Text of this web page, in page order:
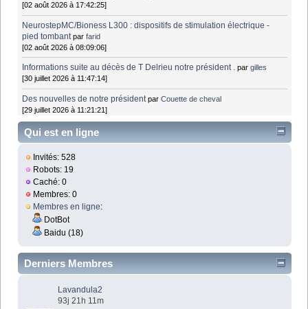
[02 août 2026 à 17:42:25]
NeurostepMC/Bioness L300 : dispositifs de stimulation électrique -
pied tombant parfarid
[02 août 2026 à 08:09:06]
Informations suite au décès de T Delrieu notre président . pargilles
[30 juillet 2026 à 11:47:14]
Des nouvelles de notre président parCouette de cheval
[29 juillet 2026 à 11:21:21]
Qui est en ligne
Invités: 528
Robots: 19
Caché: 0
Membres: 0
Membres en ligne:
DotBot
Baidu (18)
Derniers Membres
Lavandula2
93j 21h 11m